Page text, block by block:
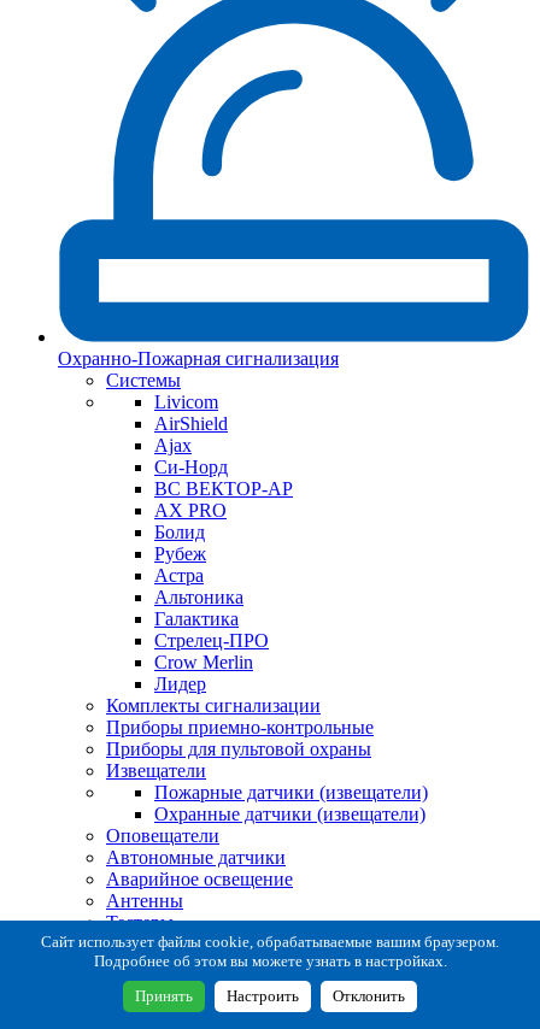
Охранно-Пожарная сигнализация
Системы
Livicom
AirShield
Ajax
Си-Норд
ВС ВЕКТОР-АР
AX PRO
Болид
Рубеж
Астра
Альтоника
Галактика
Стрелец-ПРО
Crow Merlin
Лидер
Комплекты сигнализации
Приборы приемно-контрольные
Приборы для пультовой охраны
Извещатели
Пожарные датчики (извещатели)
Охранные датчики (извещатели)
Оповещатели
Автономные датчики
Аварийное освещение
Антенны
Тестеры
Система сбора извещений
Расходные и монтажные материалы
Коробки коммутационные
Кронштейны для извещателей
Сайт использует файлы cookie, обрабатываемые вашим браузером.
Подробнее об этом вы можете узнать в настройках.
Принять Настроить Отклонить